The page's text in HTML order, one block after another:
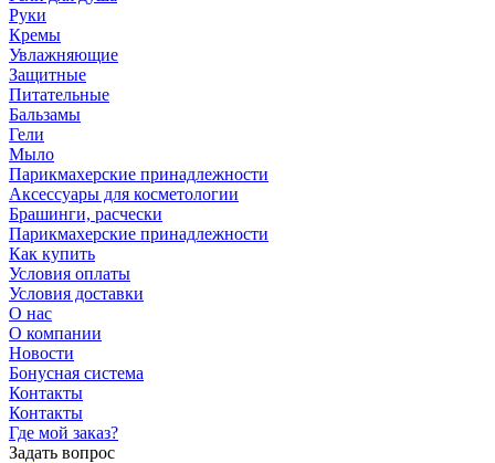
Руки
Кремы
Увлажняющие
Защитные
Питательные
Бальзамы
Гели
Мыло
Парикмахерские принадлежности
Аксессуары для косметологии
Брашинги, расчески
Парикмахерские принадлежности
Как купить
Условия оплаты
Условия доставки
О нас
О компании
Новости
Бонусная система
Контакты
Контакты
Где мой заказ?
Задать вопрос